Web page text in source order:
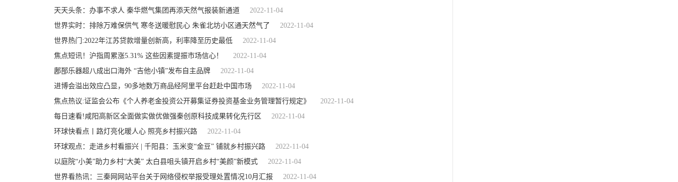
天天头条：办事不求人 秦华燃气集团再添天然气报装新通道
2022-11-04
世界实时：排除万难保供气 寒冬送暖慰民心 朱雀北坊小区通天然气了
2022-11-04
世界热门:2022年江苏贷款增量创新高，利率降至历史最低
2022-11-04
焦点短讯！沪指周累涨5.31% 这些因素提振市场信心！
2022-11-04
鄌郚乐器超八成出口海外 “吉他小镇”发布自主品牌
2022-11-04
进博会溢出效应凸显，90多地数万商品经阿里平台赶赴中国市场
2022-11-04
焦点热议:证监会公布《个人养老金投资公开募集证券投资基金业务管理暂行规定》
2022-11-04
每日速看!咸阳高新区全面做实做优做强秦创原科技成果转化先行区
2022-11-04
环球快看点丨路灯亮化暖人心 照亮乡村振兴路
2022-11-04
环球观点：走进乡村看振兴 | 千阳县：玉米变“金豆” 铺就乡村振兴路
2022-11-04
以庭院“小美”助力乡村“大美” 太白县咀头镇开启乡村“美颜”新模式
2022-11-04
世界看热讯：三秦网网站平台关于网络侵权举报受理处置情况10月汇报
2022-11-04